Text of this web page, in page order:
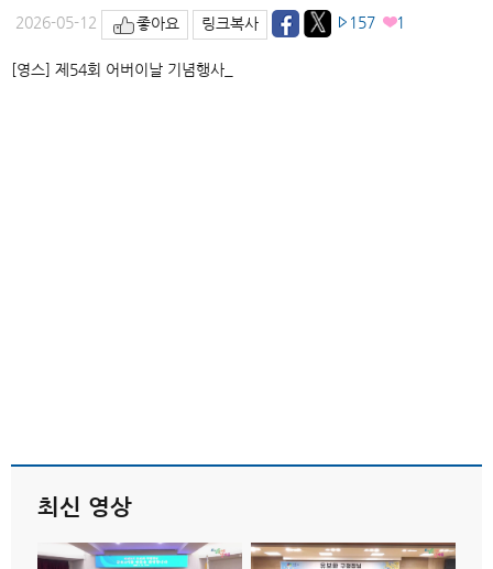
V
2026-05-12 좋아요 링크복사 157 1
[영스] 제54회 어버이날 기념행사_
최신 영상